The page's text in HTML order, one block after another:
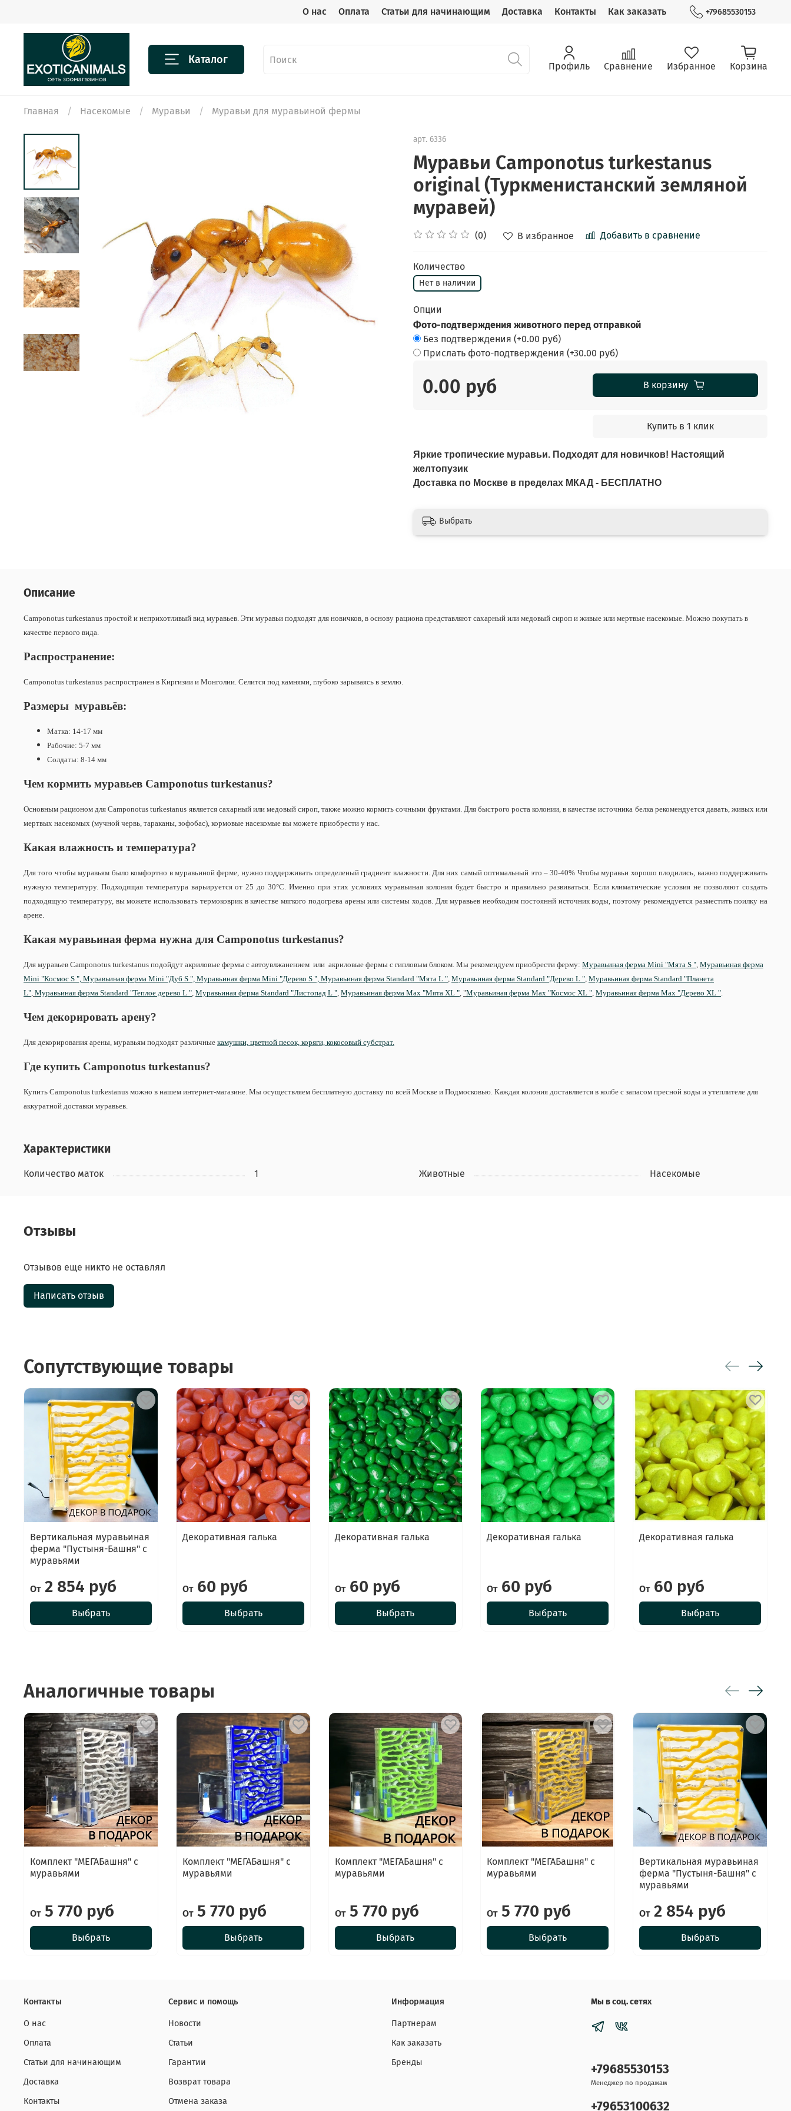
О нас Оплата Статьи для начинающим Доставка Контакты Как заказать +79685530153
Каталог Профиль Сравнение Избранное Корзина
Главная Насекомые Муравьи Муравьи для муравьиной фермы
арт. 6336
Муравьи Camponotus turkestanus
original (Туркменистанский земляной
муравей)
(0) В избранное Добавить в сравнение
Количество
Нет в наличии
Опции
Фото-подтверждения животного перед отправкой
Без подтверждения (+0.00 руб)
Прислать фото-подтверждения (+30.00 руб)
0.00 руб В корзину
Купить в 1 клик
Яркие тропические муравьи. Подходят для новичков! Настоящий
желтопузик
Доставка по Москве в пределах МКАД - БЕСПЛАТНО
Выбрать
Описание
Camponotus turkestanus простой и неприхотливый вид муравьев. Эти муравьи подходят для новичков, в основу рациона представляют сахарный или медовый сироп и живые или мертвые насекомые. Можно покупать в
качестве первого вида.
Распространение:
Camponotus turkestanus распространен в Киргизии и Монголии. Селится под камнями, глубоко зарываясь в землю.
Размеры муравьёв:
Матка: 14-17 мм
Рабочие: 5-7 мм
Солдаты: 8-14 мм
Чем кормить муравьев Camponotus turkestanus?
Основным рационом для Camponotus turkestanus является сахарный или медовый сироп, также можно кормить сочными фруктами. Для быстрого роста колонии, в качестве источника белка рекомендуется давать, живых или
мертвых насекомых (мучной червь, тараканы, зофобас), кормовые насекомые вы можете приобрести у нас.
Какая влажность и температура?
Для того чтобы муравьям было комфортно в муравьиной ферме, нужно поддерживать определеный градиент влажности. Для них самый оптимальный это – 30-40% Чтобы муравьи хорошо плодились, важно поддерживать
нужную температуру. Подходящая температура варьируется от 25 до 30°С. Именно при этих условиях муравьиная колония будет быстро и правильно развиваться. Если климатические условия не позволяют создать
подходящую температуру, вы можете использовать термоковрик в качестве мягкого подогрева арены или системы ходов. Для муравьев необходим постояннй источник воды, поэтому рекомендуется разместить поилку на
арене.
Какая муравьиная ферма нужна для Camponotus turkestanus?
Для муравьев Camponotus turkestanus подойдут акриловые фермы с автоувлжанением или акриловые фермы с гипловым блоком. Мы рекомендуем приобрести ферму: Муравьиная ферма Mini "Мята S " Муравьиная ферма
Mini "Космос S ", Муравьиная ферма Mini "Дуб S ", Муравьиная ферма Mini "Дерево S ", Муравьиная ферма Standard "Мята L " Муравьиная ферма Standard "Дерево L " Муравьиная ферма Standard "Планета
L" Муравьиная ферма Standard "Теплое дерево L " Муравьиная ферма Standard "Листопад L " Муравьиная ферма Max "Мята XL " "Муравьиная ферма Max "Космос XL " Муравьиная ферма Max "Дерево XL "
Чем декорировать арену?
Для декорирования арены, муравьям подходят различные камушки, цветной песок, коряги, кокосовый субстрат.
Где купить Camponotus turkestanus?
Купить Camponotus turkestanus можно в нашем интернет-магазине. Мы осуществляем бесплатную доставку по всей Москве и Подмосковью. Каждая колония доставляется в колбе с запасом пресной воды и утеплителе для
аккуратной доставки муравьев.
Характеристики
Количество маток 1 Животные Насекомые
Отзывы
Отзывов еще никто не оставлял
Написать отзыв
Сопутствующие товары
Вертикальная муравьиная
ферма "Пустыня-Башня" с
муравьями
От2 854 руб
Выбрать
Декоративная галька
От60 руб
Выбрать
Декоративная галька
От60 руб
Выбрать
Декоративная галька
От60 руб
Выбрать
Декоративная галька
От60 руб
Выбрать
Аналогичные товары
Комплект "МЕГАБашня" с
муравьями
От5 770 руб
Выбрать
Комплект "МЕГАБашня" с
муравьями
От5 770 руб
Выбрать
Комплект "МЕГАБашня" с
муравьями
От5 770 руб
Выбрать
Комплект "МЕГАБашня" с
муравьями
От5 770 руб
Выбрать
Вертикальная муравьиная
ферма "Пустыня-Башня" с
муравьями
От2 854 руб
Выбрать
Контакты
О нас
Оплата
Статьи для начинающим
Доставка
Контакты
Сервис и помощь
Новости
Статьи
Гарантии
Возврат товара
Отмена заказа
Информация
Партнерам
Как заказать
Бренды
Мы в соц. сетях
+79685530153
Менеджер по продажам
+79653100632